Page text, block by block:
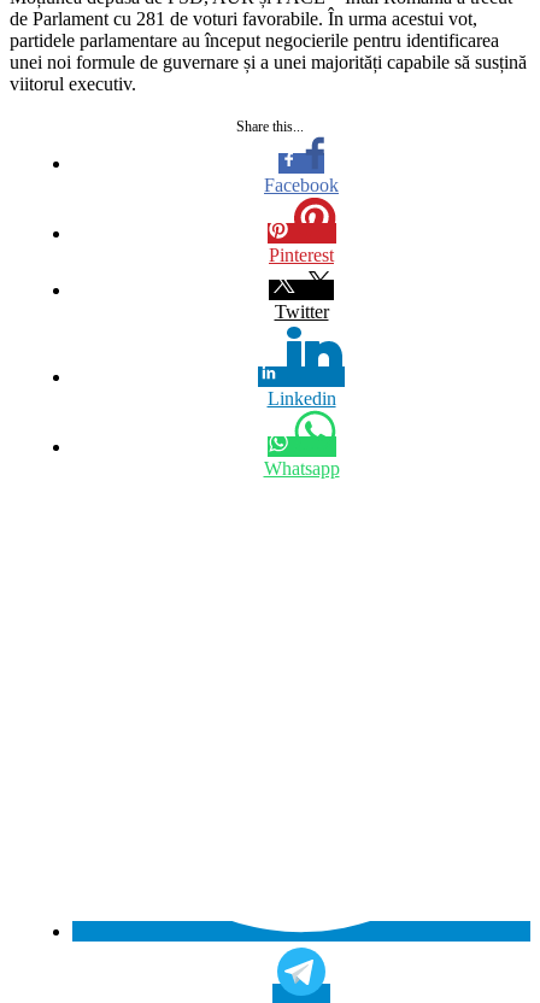
de Parlament cu 281 de voturi favorabile. În urma acestui vot,
partidele parlamentare au început negocierile pentru identificarea
unei noi formule de guvernare și a unei majorități capabile să susțină
viitorul executiv.
Share this...
Facebook
Pinterest
Twitter
Linkedin
Whatsapp